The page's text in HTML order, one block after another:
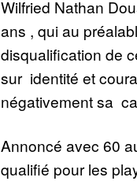
Wilfried Nathan
ans , qui au
disqualification de
sur identité et
négativement sa
Annoncé avec 60
qualifié pour les